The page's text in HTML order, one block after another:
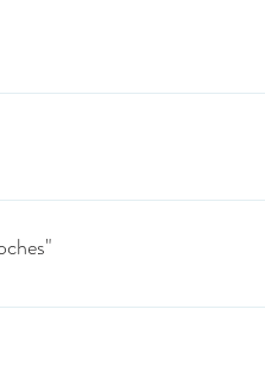
sur la place publique devant
En cas de besoin, nous
et commerces sont